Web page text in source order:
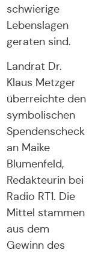
schwierige
Lebenslagen
geraten sind.
Landrat Dr.
Klaus Metzger
überreichte den
symbolischen
Spendenscheck
an Maike
Blumenfeld,
Redakteurin bei
Radio RT1. Die
Mittel stammen
aus dem
Gewinn des